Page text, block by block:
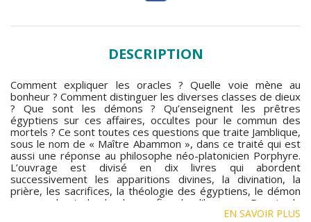
DESCRIPTION
Comment expliquer les oracles ? Quelle voie mène au
bonheur ? Comment distinguer les diverses classes de dieux
? Que sont les démons ? Qu’enseignent les prêtres
égyptiens sur ces affaires, occultes pour le commun des
mortels ? Ce sont toutes ces questions que traite Jamblique,
sous le nom de « Maître Abammon », dans ce traité qui est
aussi une réponse au philosophe néo-platonicien Porphyre.
L’ouvrage est divisé en dix livres qui abordent
successivement les apparitions divines, la divination, la
prière, les sacrifices, la théologie des égyptiens, le démon
personnel et le bonheur, fin de l’homme. Depuis la
Renaissance, ce texte a influencé profondément la tradition
EN SAVOIR PLUS